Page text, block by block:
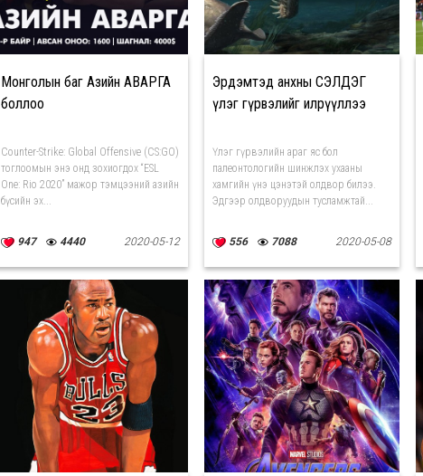
Монголын баг Азийн АВАРГА
боллоо
Counter-Strike: Global Offensive (CS:GO)
тоглоомын энэ онд зохиогдох “ESL
One: Rio 2020” мажор тэмцээний азийн
бүсийн эх...
947 4440 2020-05-12
Эрдэмтэд анхны СЭЛДЭГ
үлэг гүрвэлийг илрүүллээ
Үлэг гүрвэлийн араг яс бол
палеонтологийн шинжлэх ухааны
хамгийн үнэ цэнэтэй олдвор билээ.
Эдгээр олдворуудын тусламжтай...
556 7088 2020-05-08